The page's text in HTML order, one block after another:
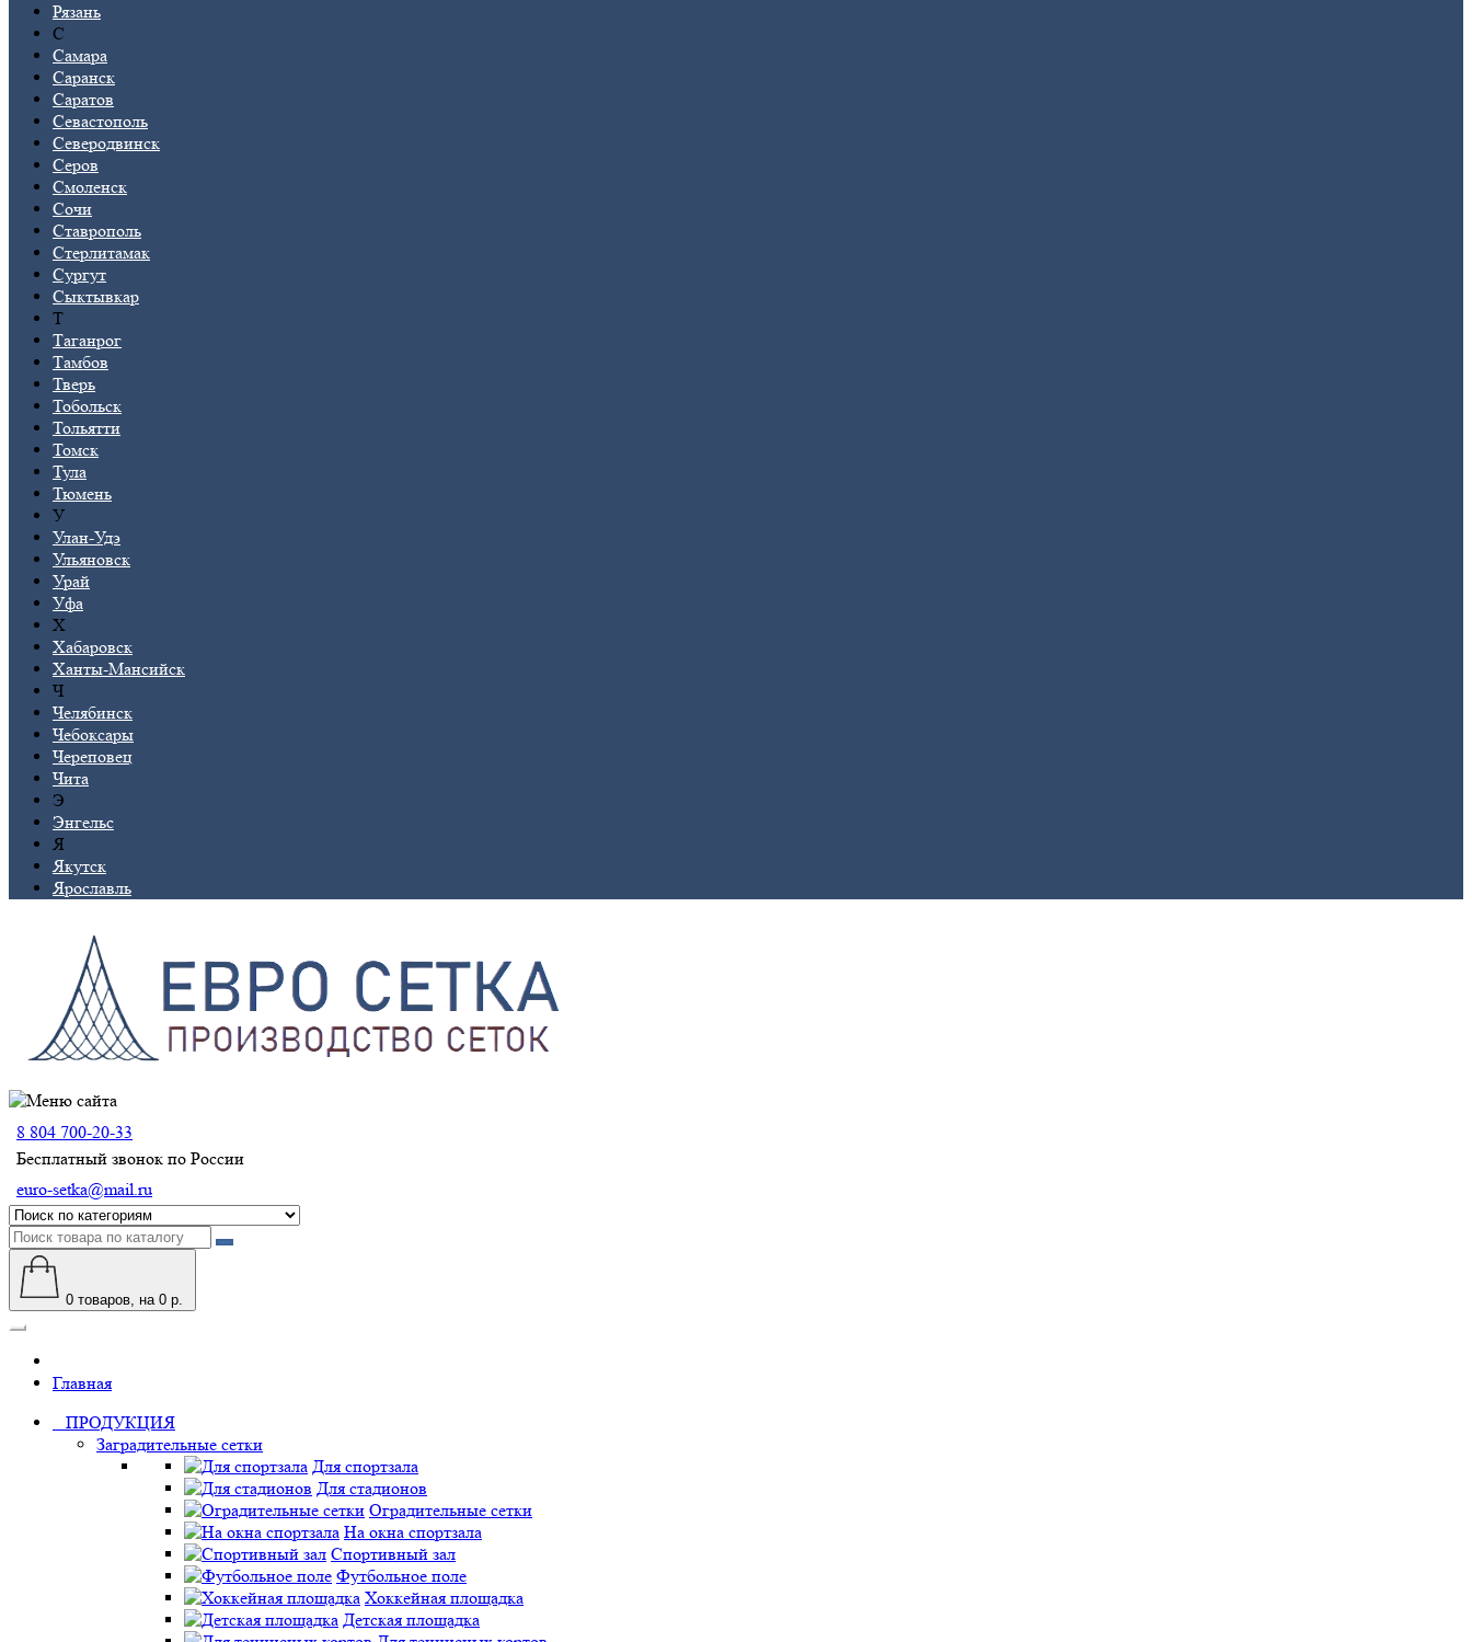
Рязань
С
Самара
Саранск
Саратов
Севастополь
Северодвинск
Серов
Смоленск
Сочи
Ставрополь
Стерлитамак
Сургут
Сыктывкар
Т
Таганрог
Тамбов
Тверь
Тобольск
Тольятти
Томск
Тула
Тюмень
У
Улан-Удэ
Ульяновск
Урай
Уфа
Х
Хабаровск
Ханты-Мансийск
Ч
Челябинск
Чебоксары
Череповец
Чита
Э
Энгельс
Я
Якутск
Ярославль
8 804 700-20-33
Бесплатный звонок по России
euro-setka@mail.ru
0 товаров, на 0 р.
Главная
ПРОДУКЦИЯ
Заградительные сетки
Для спортзала
Для стадионов
Оградительные сетки
На окна спортзала
Спортивный зал
Футбольное поле
Хоккейная площадка
Детская площадка